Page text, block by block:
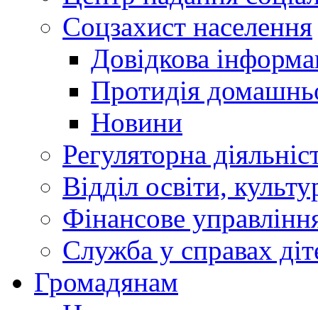
Соцзахист населення
Довідкова
Протидія
Новини
Регуляторна
Відділ освіти,
Фінансове
Служба у справах
Громадянам